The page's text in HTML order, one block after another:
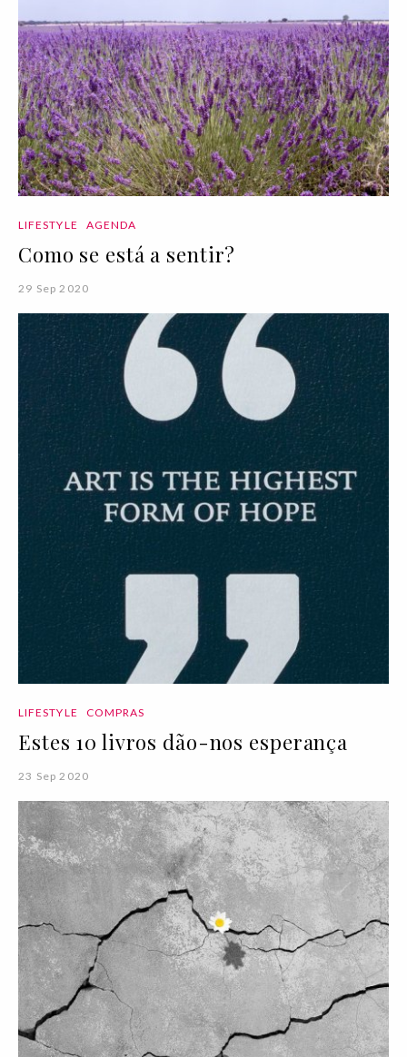
LIFESTYLE AGENDA
Como se está a sentir?
29 Sep 2020
LIFESTYLE COMPRAS
Estes 10 livros dão-nos esperança
23 Sep 2020